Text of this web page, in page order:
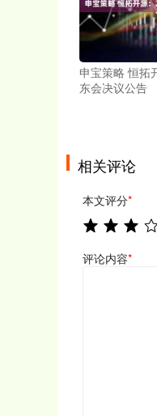
申宝策略 恒拓
东会决议公告
相关评论
本文评分*
评论内容*